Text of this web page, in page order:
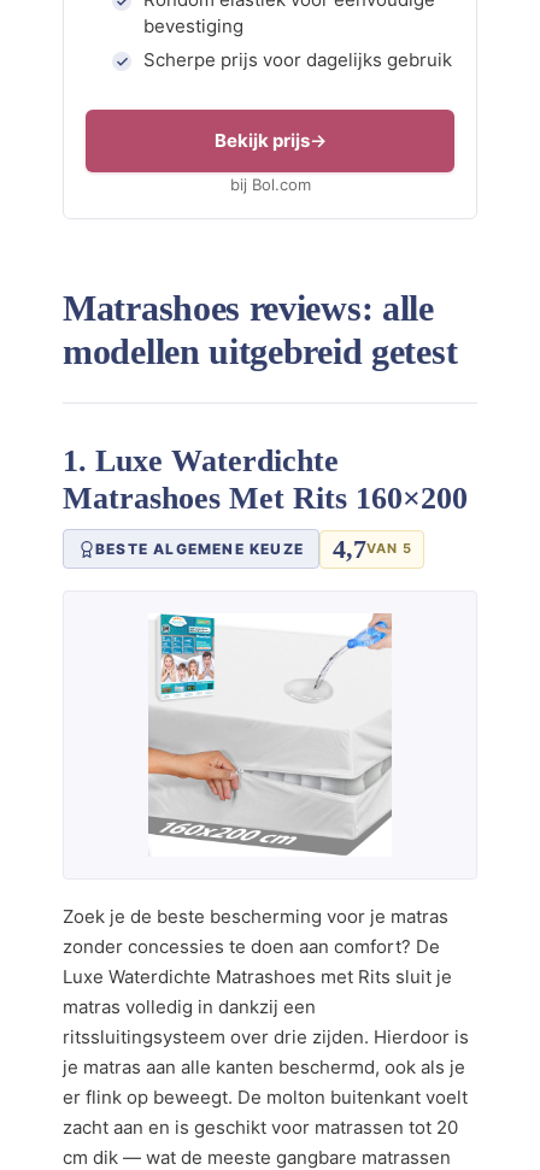
bevestiging
Scherpe prijs voor dagelijks gebruik
Bekijk prijs
bij Bol.com
Matrashoes reviews: alle
modellen uitgebreid getest
1. Luxe Waterdichte
Matrashoes Met Rits 160×200
BESTE ALGEMENE KEUZE 4,7VAN 5
Zoek je de beste bescherming voor je matras
zonder concessies te doen aan comfort? De
Luxe Waterdichte Matrashoes met Rits sluit je
matras volledig in dankzij een
ritssluitingsysteem over drie zijden. Hierdoor is
je matras aan alle kanten beschermd, ook als je
er flink op beweegt. De molton buitenkant voelt
zacht aan en is geschikt voor matrassen tot 20
cm dik — wat de meeste gangbare matrassen